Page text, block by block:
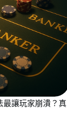
最讓玩家崩潰？真